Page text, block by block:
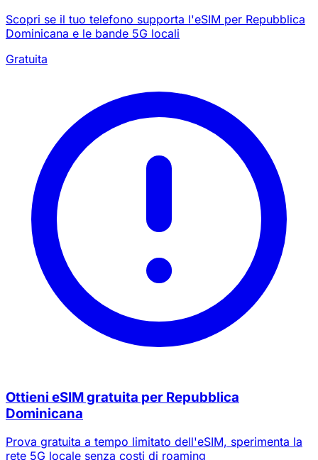
Scopri se il tuo telefono supporta l'eSIM per Repubblica
Dominicana e le bande 5G locali
Gratuita
Ottieni eSIM gratuita per Repubblica
Dominicana
Prova gratuita a tempo limitato dell'eSIM, sperimenta la
rete 5G locale senza costi di roaming